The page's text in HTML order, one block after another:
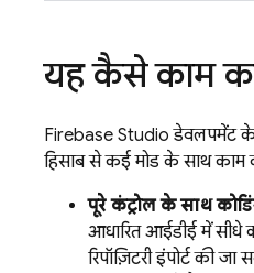
यह कैसे काम
Firebase Studio डेवलपमेंट
हिसाब से कई मोड के साथ काम
पूरे कंट्रोल के साथ
आधारित आईडीई में सीधे
रिपॉज़िटरी इंपोर्ट की